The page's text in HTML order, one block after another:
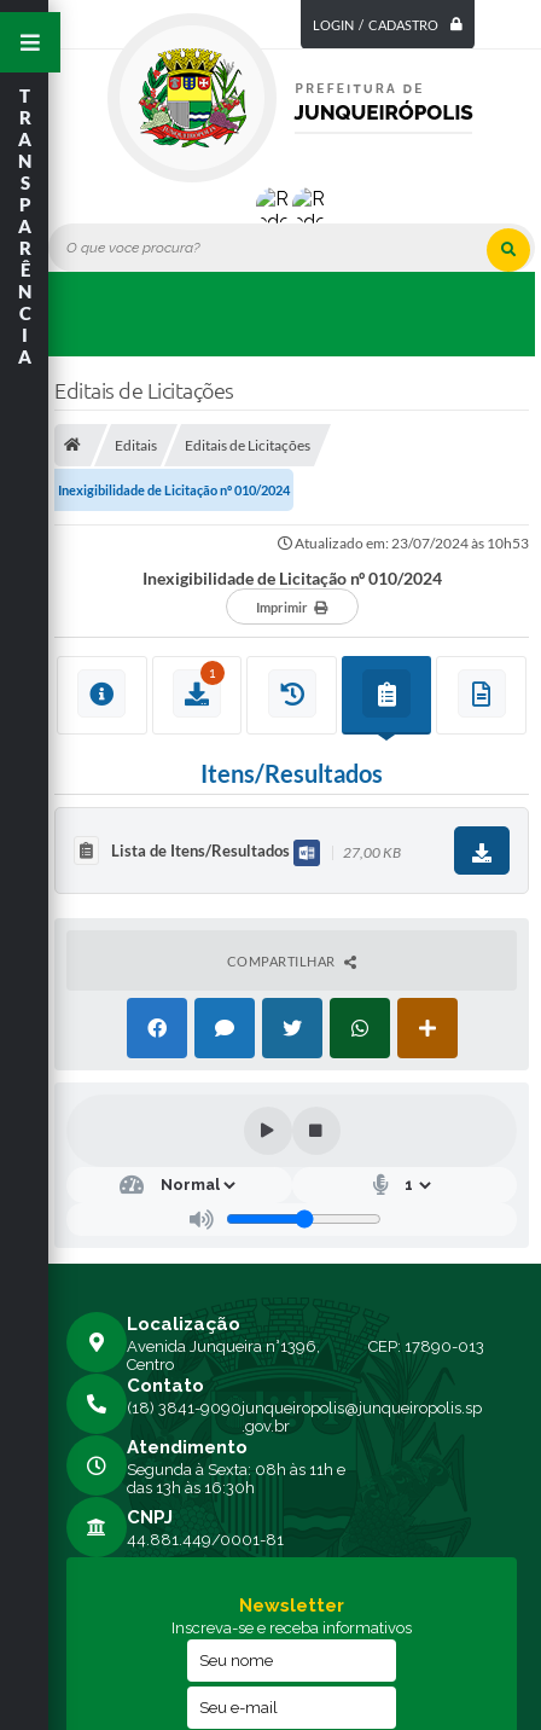
LOGIN / CADASTRO
T
R
A
N
S
P
A
R
Ê
N
C
I
A
Editais de Licitações
Editais Editais de Licitações
Inexigibilidade de Licitação nº 010/2024
Atualizado em: 23/07/2024 às 10h53
Inexigibilidade de Licitação nº 010/2024
Imprimir
1
Itens/Resultados
Lista de Itens/Resultados 27,00 KB
COMPARTILHAR
Localização
Avenida Junqueira n°1396,
Centro
CEP: 17890-013
Contato
(18) 3841-9090junqueiropolis@junqueiropolis.sp
.gov.br
Atendimento
Segunda à Sexta: 08h às 11h e
das 13h às 16:30h
CNPJ
44.881.449/0001-81
Newsletter
Inscreva-se e receba informativos